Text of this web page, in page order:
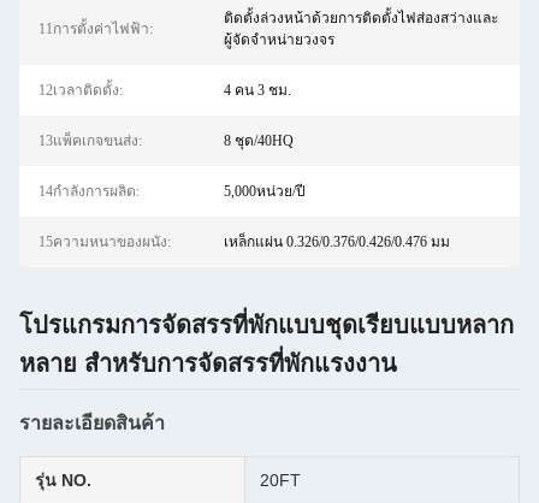
11การตั้งค่าไฟฟ้า:
ติดตั้งล่วงหน้าด้วยการติดตั้งไฟส่องสว่างและ
ผู้จัดจำหน่ายวงจร
12เวลาติดตั้ง: 4 คน 3 ชม.
13แพ็คเกจขนส่ง: 8 ชุด/40HQ
14กำลังการผลิต: 5,000หน่วย/ปี
15ความหนาของผนัง: เหล็กแผ่น 0.326/0.376/0.426/0.476 มม
โปรแกรมการจัดสรรที่พักแบบชุดเรียบแบบหลาก
หลาย สําหรับการจัดสรรที่พักแรงงาน
รายละเอียดสินค้า
รุ่น NO. 20FT